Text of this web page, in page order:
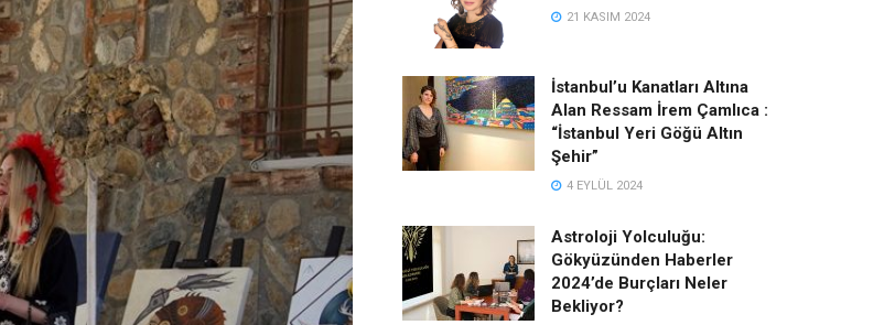
21 KASIM 2024
İstanbul’u Kanatları Altına
Alan Ressam İrem Çamlıca :
“İstanbul Yeri Göğü Altın
Şehir”
4 EYLÜL 2024
Astroloji Yolculuğu:
Gökyüzünden Haberler
2024’de Burçları Neler
Bekliyor?